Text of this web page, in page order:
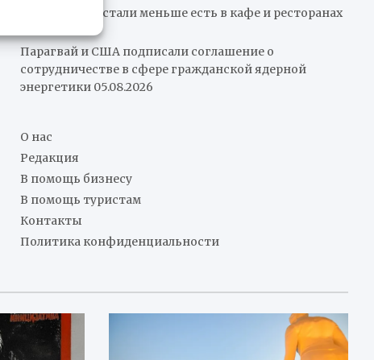
Венесуэльцы стали меньше есть в кафе и ресторанах
Парагвай и США подписали соглашение о
сотрудничестве в сфере гражданской ядерной
энергетики 05.08.2026
О нас
Редакция
В помощь бизнесу
В помощь туристам
Контакты
Политика конфиденциальности